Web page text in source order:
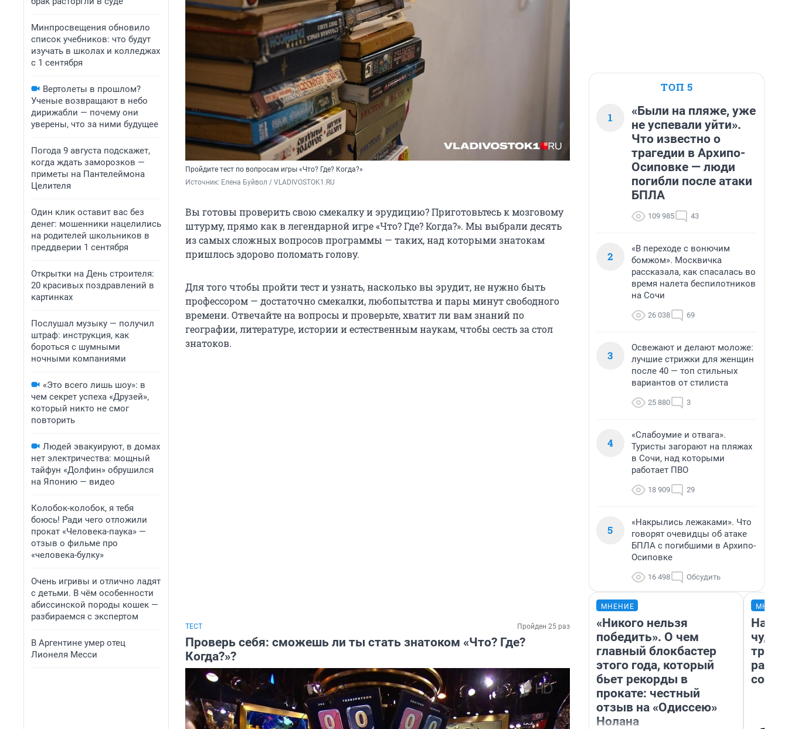
Минпросвещения обновило
список учебников: что будут
изучать в школах и колледжах
с 1 сентября
Вертолеты в прошлом?
Ученые возвращают в небо
дирижабли — почему они
уверены, что за ними будущее
Погода 9 августа подскажет,
когда ждать заморозков —
приметы на Пантелеймона
Целителя
Один клик оставит вас без
денег: мошенники нацелились
на родителей школьников в
преддверии 1 сентября
Открытки на День строителя:
20 красивых поздравлений в
картинках
Послушал музыку — получил
штраф: инструкция, как
бороться с шумными
ночными компаниями
«Это всего лишь шоу»: в
чем секрет успеха «Друзей»,
который никто не смог
повторить
Людей эвакуируют, в домах
нет электричества: мощный
тайфун «Долфин» обрушился
на Японию — видео
Колобок-колобок, я тебя
боюсь! Ради чего отложили
прокат «Человека-паука» —
отзыв о фильме про
«человека-булку»
Очень игривы и отлично ладят
с детьми. В чём особенности
абиссинской породы кошек —
разбираемся с экспертом
В Аргентине умер отец
Лионеля Месси
Пройдите тест по вопросам игры «Что? Где? Когда?»
Источник: Елена Буйвол / VLADIVOSTOK1.RU
Вы готовы проверить свою смекалку и эрудицию? Приготовьтесь к мозговому
штурму, прямо как в легендарной игре «Что? Где? Когда?». Мы выбрали десять
из самых сложных вопросов программы — таких, над которыми знатокам
пришлось здорово поломать голову.
Для того чтобы пройти тест и узнать, насколько вы эрудит, не нужно быть
профессором — достаточно смекалки, любопытства и пары минут свободного
времени. Отвечайте на вопросы и проверьте, хватит ли вам знаний по
географии, литературе, истории и естественным наукам, чтобы сесть за стол
знатоков.
ТЕСТ Пройден 25 раз
Проверь себя: сможешь ли ты стать знатоком «Что? Где?
Когда?»?
ТОП 5
1
«Были на пляже, уже
не успевали уйти».
Что известно о
трагедии в Архипо-
Осиповке — люди
погибли после атаки
БПЛА
109 985 43
2
«В переходе с вонючим
бомжом». Москвичка
рассказала, как спасалась во
время налета беспилотников
на Сочи
26 038 69
3
Освежают и делают моложе:
лучшие стрижки для женщин
после 40 — топ стильных
вариантов от стилиста
25 880 3
4
«Слабоумие и отвага».
Туристы загорают на пляжах
в Сочи, над которыми
работает ПВО
18 909 29
5
«Накрылись лежаками». Что
говорят очевидцы об атаке
БПЛА с погибшими в Архипо-
Осиповке
16 498 Обсудить
МНЕНИЕ
«Никого нельзя
победить». О чем
главный блокбастер
этого года, который
бьет рекорды в
прокате: честный
отзыв на «Одиссею»
Нолана